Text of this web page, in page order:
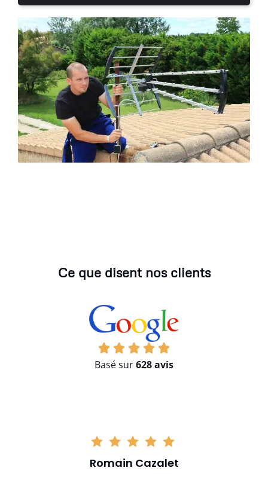
Ce que disent nos clients
Basé sur628 avis
Romain Cazalet